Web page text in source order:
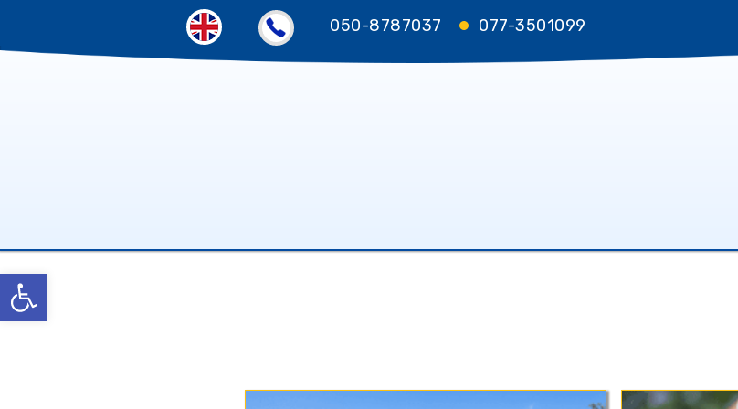
050-8787037 077-3501099